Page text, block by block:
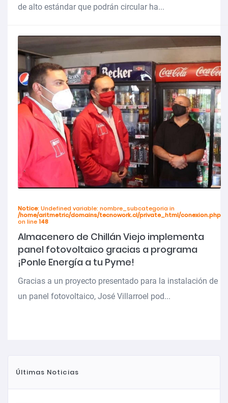
de alto estándar que podrán circular ha...
Notice: Undefined variable: nombre_subcategoria in
/home/aritmetric/domains/tecnowork.cl/private_html/conexion.php
on line148
Almacenero de Chillán Viejo implementa
panel fotovoltaico gracias a programa
¡Ponle Energía a tu Pyme!
Gracias a un proyecto presentado para la instalación de
un panel fotovoltaico, José Villarroel pod...
Últimas Noticias